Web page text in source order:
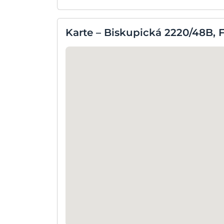
Karte – Biskupická 2220/48B,